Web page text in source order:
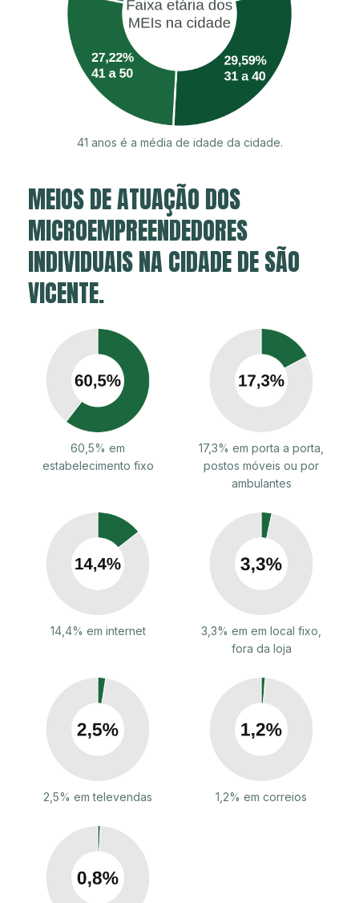
41 anos é a média de idade da cidade.
MEIOS DE ATUAÇÃO DOS
MICROEMPREENDEDORES
INDIVIDUAIS NA CIDADE DE SÃO
VICENTE.
60,5% em
estabelecimento fixo
17,3% em porta a porta,
postos móveis ou por
ambulantes
14,4% em internet
3,3% em em local fixo,
fora da loja
2,5% em televendas 1,2% em correios